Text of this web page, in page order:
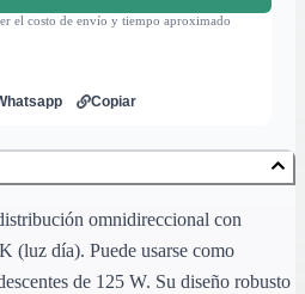
el costo de envío y tiempo aproximado
Copiar
omnidireccional con
(luz día). Puede usarse como
de 125 W. Su diseño robusto